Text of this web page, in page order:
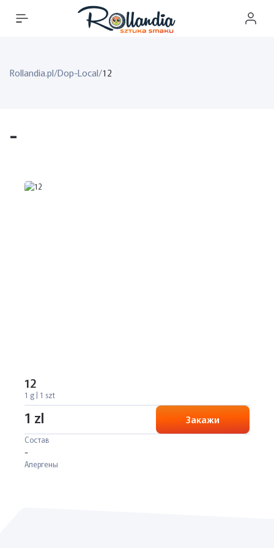
Rollandia.pl/Dop-Local/12
-
12
1 g | 1 szt
1 zl Закажи
Состав
-
Алергены